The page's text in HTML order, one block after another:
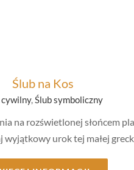
Ślub na Kos
cywilny,Ślub symboliczny
na rozświetlonej słońcem
wyjątkowy urok tej małej